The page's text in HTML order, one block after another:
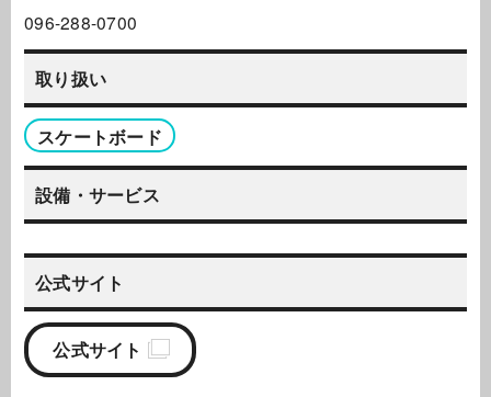
096-288-0700
取り扱い
スケートボード
設備・サービス
公式サイト
公式サイト